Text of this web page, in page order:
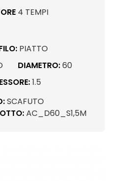
4 TEMPI
PIATTO
DIAMETRO:60
1.5
SCAFUTO
AC_D60_S1,5M